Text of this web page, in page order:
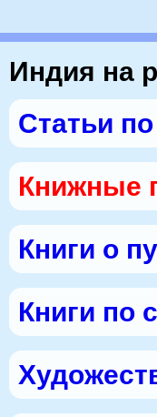
Индия на
Статьи
Книжные
Книги о
Книги по